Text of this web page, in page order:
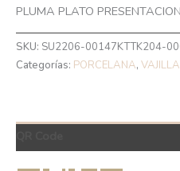
PLUMA PLATO
SKU: SU2206-00147KTTK204-
Categorías: PORCELANA, VAJILLA